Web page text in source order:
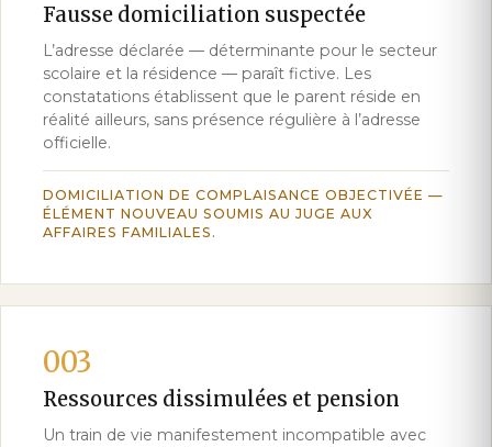
Fausse domiciliation suspectée
L’adresse déclarée — déterminante pour le secteur
scolaire et la résidence — paraît fictive. Les
constatations établissent que le parent réside en
réalité ailleurs, sans présence régulière à l’adresse
officielle.
DOMICILIATION DE COMPLAISANCE OBJECTIVÉE —
ÉLÉMENT NOUVEAU SOUMIS AU JUGE AUX
AFFAIRES FAMILIALES.
003
Ressources dissimulées et pension
Un train de vie manifestement incompatible avec